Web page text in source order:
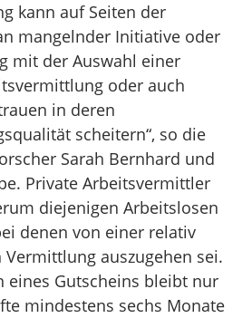
kann auf Seiten der
mangelnder Initiative oder
mit der Auswahl einer
oder auch
in deren
scheitern“, so die
Sarah Bernhard und
Private Arbeits­vermittler
diejenigen Arbeitslosen
denen von einer relativ
auszugehen sei.
eines Gutscheins bleibt nur
mindestens sechs Monate